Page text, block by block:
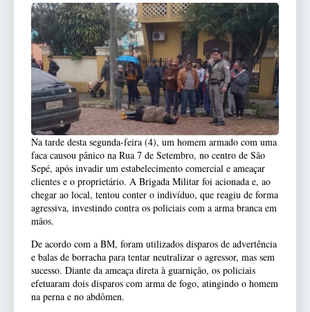
Na tarde desta segunda-feira (4), um homem armado com uma
faca causou pânico na Rua 7 de Setembro, no centro de São
Sepé, após invadir um estabelecimento comercial e ameaçar
clientes e o proprietário. A Brigada Militar foi acionada e, ao
chegar ao local, tentou conter o indivíduo, que reagiu de forma
agressiva, investindo contra os policiais com a arma branca em
mãos.
De acordo com a BM, foram utilizados disparos de advertência
e balas de borracha para tentar neutralizar o agressor, mas sem
sucesso. Diante da ameaça direta à guarnição, os policiais
efetuaram dois disparos com arma de fogo, atingindo o homem
na perna e no abdômen.